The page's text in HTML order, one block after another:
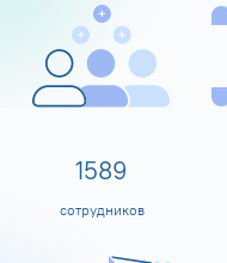
1600
сотрудников